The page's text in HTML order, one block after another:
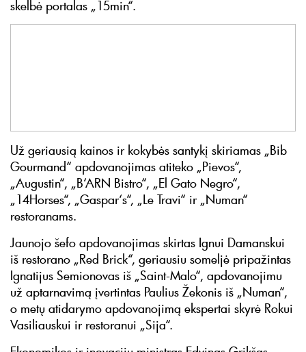
skelbė portalas „15min“.
Už geriausią kainos ir kokybės santykį skiriamas „Bib
Gourmand“ apdovanojimas atiteko „Pievos“,
„Augustin“, „B‘ARN Bistro“, „El Gato Negro“,
„14Horses“, „Gaspar‘s“, „Le Travi“ ir „Numan“
restoranams.
Jaunojo šefo apdovanojimas skirtas Ignui Damanskui
iš restorano „Red Brick“, geriausiu someljė pripažintas
Ignatijus Semionovas iš „Saint-Malo“, apdovanojimu
už aptarnavimą įvertintas Paulius Žekonis iš „Numan“,
o metų atidarymo apdovanojimą ekspertai skyrė Rokui
Vasiliauskui ir restoranui „Sija“.